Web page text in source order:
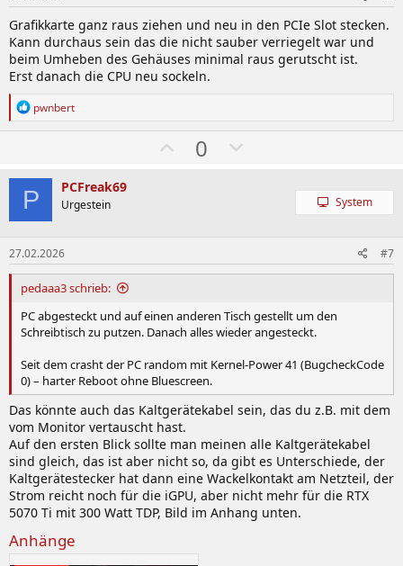
e
n
Grafikkarte ganz raus ziehen und neu in den PCIe Slot stecken.
Kann durchaus sein das die nicht sauber verriegelt war und
beim Umheben des Gehäuses minimal raus gerutscht ist.
Erst danach die CPU neu sockeln.
R
a
i
o
n
e
n
:
pwnbert
W
e
0
h
e
P PCFreak69
Urgestein System
27.02.2026 #7
pedaaa3 schrieb:
PC abgesteckt und auf einen anderen Tisch gestellt um den
Schreibtisch zu putzen. Danach alles wieder angesteckt.
Seit dem crasht der PC random mit Kernel-Power 41 (BugcheckCode
0) – harter Reboot ohne Bluescreen.
Das könnte auch das Kaltgerätekabel sein, das du z.B. mit dem
vom Monitor vertauscht hast.
Auf den ersten Blick sollte man meinen alle Kaltgerätekabel
sind gleich, das ist aber nicht so, da gibt es Unterschiede, der
Kaltgerätestecker hat dann eine Wackelkontakt am Netzteil, der
Strom reicht noch für die iGPU, aber nicht mehr für die RTX
5070 Ti mit 300 Watt TDP, Bild im Anhang unten.
Anhänge